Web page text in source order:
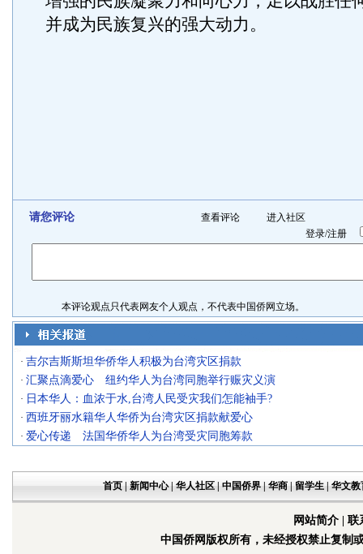
并成为民族复兴的强大动力。
请您评论 查看评论
进入社区
登录/注册
本评论观点只代表网友个人观点，不代表中国侨网立场。
· 吉尔吉斯斯坦华侨华人积极为台湾灾区捐款
· 汇聚点滴爱心 纽约华人为台湾同胞举行赈灾义演
· 日本华人：血浓于水,台湾人民受灾我们怎能袖手?
· 西班牙丽水籍华人华侨为台湾灾区捐款献爱心
· 爱心传递 法国华侨华人为台湾受灾同胞筹款
首页| 新闻中心| 华人社区| 中国侨界| 华商| 留学生| 华文教
网站简介| 联
中国侨网版权所有，未经授权禁止复制